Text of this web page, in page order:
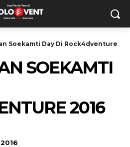
Soekamti Day Di Rock4dventure
SOEKAMTI
2016
2016